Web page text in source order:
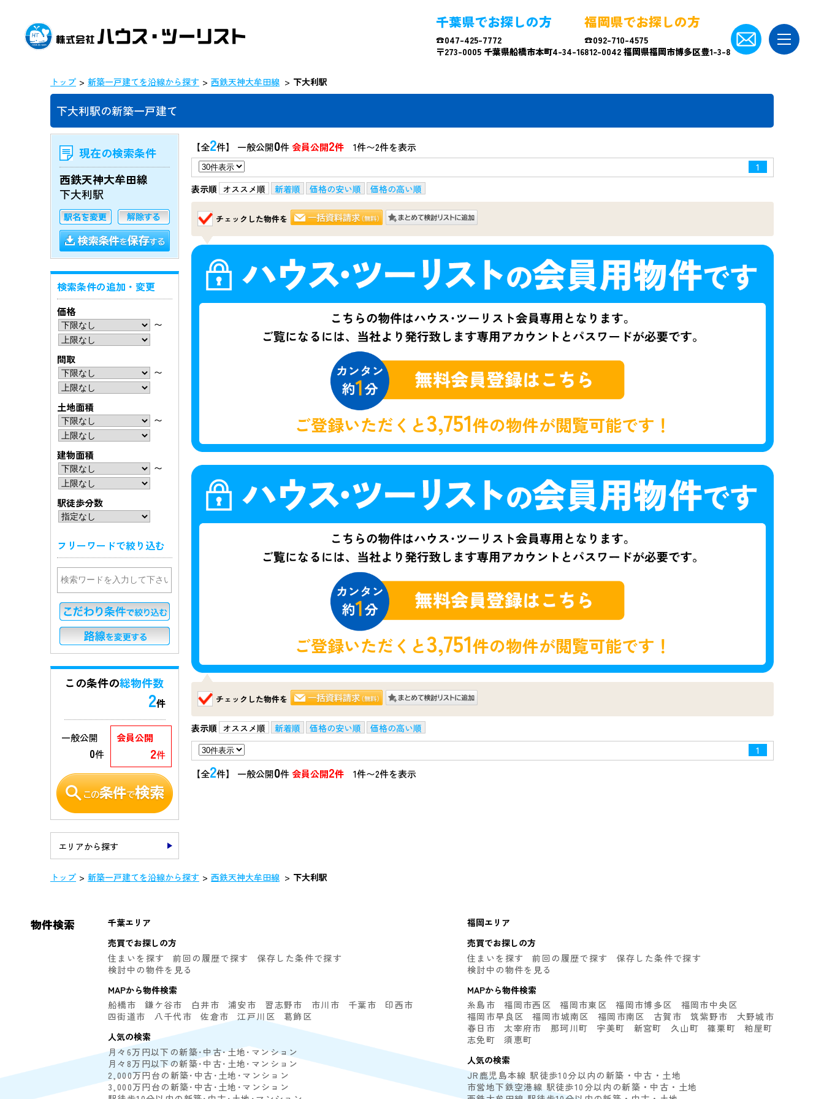
千葉県でお探しの方
☎047-425-7772
〒273-0005 千葉県船橋市本町4-34-16
福岡県でお探しの方
☎092-710-4575
812-0042 福岡県福岡市博多区豊1-3-8
トップ 新築一戸建てを沿線から探す 西鉄天神大牟田線 下大利駅
下大利駅の新築一戸建て
【全2件】 一般公開0件会員公開2件 1件〜2件を表示
1
表示順 オススメ順 新着順 価格の安い順 価格の高い順
チェックした物件を
ご登録いただくと3,751件の物件が閲覧可能です！
ご登録いただくと3,751件の物件が閲覧可能です！
チェックした物件を
表示順 オススメ順 新着順 価格の安い順
価格の高い順
1
【全2件】 一般公開0件会員公開2件 1件〜2件を表示
現在の検索条件
西鉄天神大牟田線
下大利駅
検索条件の追加・変更
価格
〜
間取
〜
土地面積
〜
建物面積
〜
駅徒歩分数
フリーワードで絞り込む
この条件の総物件数
2件
会員公開
2件
一般公開
0件
エリアから探す
トップ 新築一戸建てを沿線から探す 西鉄天神大牟田線 下大利駅
物件検索
千葉エリア
売買でお探しの方
住まいを探す
前回の履歴で探す
保存した条件で探す
検討中の物件を見る
MAPから物件検索
船橋市
鎌ケ谷市 白井市 浦安市 習志野市 市川市 千葉市
印西市
四街道市
八千代市 佐倉市 江戸川区
葛飾区
人気の検索
月々6万円以下の新築･中古･土地･マンション
月々8万円以下の新築･中古･土地･マンション
2,000万円台の新築･中古･土地･マンション
3,000万円台の新築･中古･土地･マンション
福岡エリア
売買でお探しの方
住まいを探す
前回の履歴で探す
保存した条件で探す
検討中の物件を見る
MAPから物件検索
糸島市
福岡市西区 福岡市東区 福岡市博多区
福岡市中央区
福岡市早良区
福岡市城南区 福岡市南区 古賀市 筑紫野市
大野城市
春日市
太宰府市 那珂川町 宇美町 新宮町 久山町 篠栗町
粕屋町
志免町
須恵町
人気の検索
JR鹿児島本線 駅徒歩10分以内の新築・中古・土地
市営地下鉄空港線 駅徒歩10分以内の新築・中古・土地